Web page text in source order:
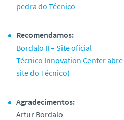
pedra do Técnico
Recomendamos:
Bordalo II – Site oficial
Técnico Innovation Center
site do Técnico)
Agradecimentos:
Artur Bordalo